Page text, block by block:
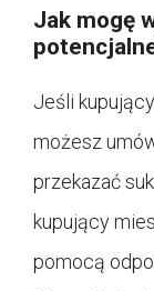
Jak mogę
Jeśli
możesz
przekazać
kupujący
pomocą